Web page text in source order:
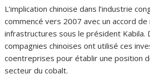
L’implication chinoise dans l’industrie
commencé vers 2007 avec un accord
infrastructures sous le président Kabila.
compagnies chinoises ont utilisé ces
coentreprises pour établir une position
secteur du cobalt.